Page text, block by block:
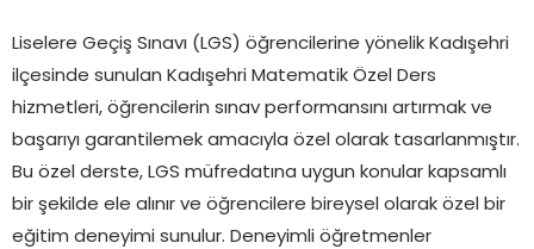
Liselere Geçiş Sınavı (LGS) öğrencilerine yönelik Kadışehri
ilçesinde sunulan Kadışehri Matematik Özel Ders
hizmetleri, öğrencilerin sınav performansını artırmak ve
başarıyı garantilemek amacıyla özel olarak tasarlanmıştır.
Bu özel derste, LGS müfredatına uygun konular kapsamlı
bir şekilde ele alınır ve öğrencilere bireysel olarak özel bir
eğitim deneyimi sunulur. Deneyimli öğretmenler